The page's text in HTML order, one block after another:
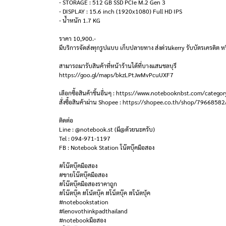
- STORAGE : 512 GB SSD PCIe M.2 Gen 3
- DISPLAY : 15.6 inch (1920x1080) Full HD IPS
- น้ำหนัก 1.7 KG
ราคา 10,900.-
มีบริการจัดส่งทุกรูปแบบ เก็บปลายทาง ส่งด่วนkerry รับบัตรเครดิต
สามารถมารับสินค้าที่หน้าร้านได้ที่บางแสนชลบุรี
https://goo.gl/maps/bkzLPtJwMvPcuUXF7
เลือกซื้อสินค้าชิ้นอื่นๆ : https://www.notebooknbst.com/
สั่งซื้อสินค้าผ่าน Shopee : https://shopee.co.th/shop/
ติดต่อ
Line : @notebook.st (มี@ด้วยนะครับ)
Tel : 094-971-1197
FB : Notebook Station โน๊ตบุ๊คมือสอง
#โน๊ตบุ๊คมือสอง
#ขายโน๊ตบุ๊คมือสอง
#โน๊ตบุ๊คมือสองราคาถูก
#โน๊ตบุ๊ค #โน้ตบุ๊ค #โน็ตบุ๊ค #โน้ตบุ้ค
#notebookstation
#lenovothinkpadthailand
#notebookมือสอง